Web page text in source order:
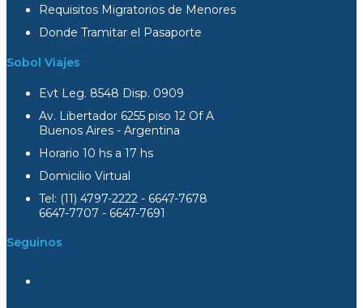
Requisitos Migratorios de Menores
Donde Tramitar el Pasaporte
Sobol Viajes
Evt Leg. 8548 Disp. 0909
Av. Libertador 6255 piso 12 Of A
Buenos Aires - Argentina
Horario 10 hs a 17 hs
Domicilio Virtual
Tel: (11) 4797-2222 - 6647-7678
6647-7707 - 6647-7691
Seguinos